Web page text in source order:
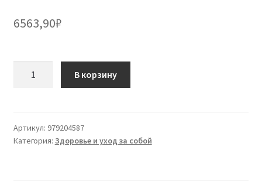
6563,90₽
Стандартный
10x10
В корзину
Артикул: 979204587
Категория: Здоровье и уход за собой